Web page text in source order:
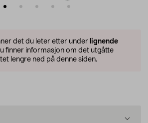
det du leter etter under lignende
finner informasjon om det utgåtte
lengre ned på denne siden.